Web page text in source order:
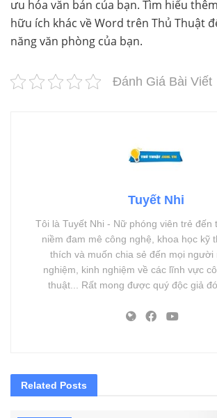
ưu hóa văn bản của bạn. Tìm hiểu
hữu ích khác về Word trên Thủ Thuật
năng văn phòng của bạn.
Đánh Giá Bài Viết
Tuyết Nhi
Tôi là Tuyết Nhi - Nữ phóng viên trẻ đến
niềm đam mê công nghệ, khoa học kỹ
thích và muốn chia sẻ đến mọi người
nghiệm, kinh nghiệm về các lĩnh vực
thuật... Rất mong được quý độc giả
Related Posts